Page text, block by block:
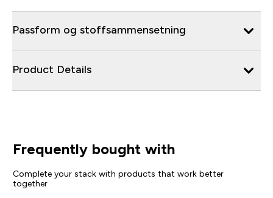
Passform og stoffsammensetning
Product Details
Frequently bought with
Complete your stack with products that work better
together